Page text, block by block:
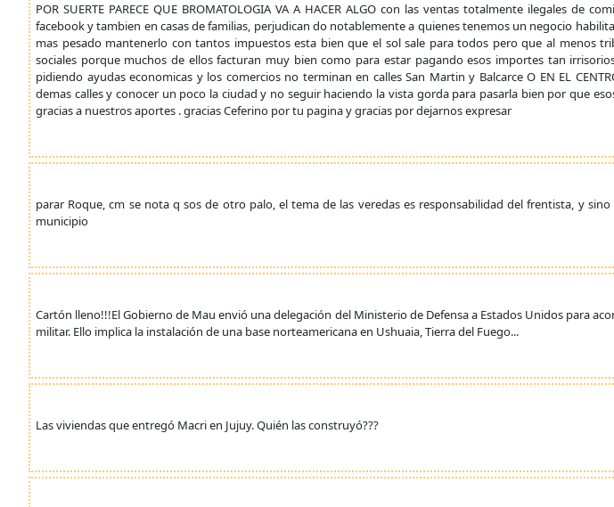
POR SUERTE PARECE QUE BROMATOLOGIA VA A HACER ALGO con las ventas totalmente ilegales de
facebook y tambien en casas de familias, perjudican do notablemente a quienes tenemos un negocio
mas pesado mantenerlo con tantos impuestos esta bien que el sol sale para todos pero que al menos
sociales porque muchos de ellos facturan muy bien como para estar pagando esos importes tan
pidiendo ayudas economicas y los comercios no terminan en calles San Martin y Balcarce O EN EL
demas calles y conocer un poco la ciudad y no seguir haciendo la vista gorda para pasarla bien por que
gracias a nuestros aportes . gracias Ceferino por tu pagina y gracias por dejarnos expresar
parar Roque, cm se nota q sos de otro palo, el tema de las veredas es responsabilidad del frentista, y
municipio
Cartón lleno!!!El Gobierno de Mau envió una delegación del Ministerio de Defensa a Estados Unidos para
militar. Ello implica la instalación de una base norteamericana en Ushuaia, Tierra del Fuego...
Las viviendas que entregó Macri en Jujuy. Quién las construyó???